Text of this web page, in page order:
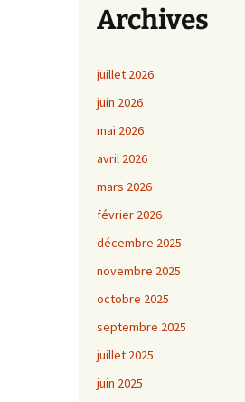
Archives
juillet 2026
juin 2026
mai 2026
avril 2026
mars 2026
février 2026
décembre 2025
novembre 2025
octobre 2025
septembre 2025
juillet 2025
juin 2025